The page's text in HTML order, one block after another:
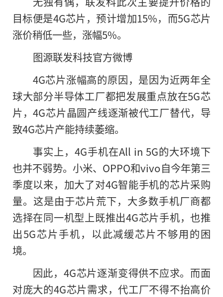
目标便是4G芯片，预计增加15%，而5G芯片
涨价稍低一些，涨幅5%。
图源联发科技官方微博
4G芯片涨幅高的原因，是因为近两年全
球大部分半导体工厂都把发展重点放在5G芯
片，4G芯片晶圆产线逐渐被代工厂替代，导
致4G芯片产能持续萎缩。
事实上，4G手机在All in 5G的大环境下
也并不弱势。小米、OPPO和vivo自今年第三
季度以来，加大了对4G智能手机的芯片采购
量。这是由于芯片荒下，大多数手机厂商都
选择在同一机型上既推出4G芯片手机，也推
出5G芯片手机，以此减缓芯片不够用的困
境。
因此，4G芯片逐渐变得供不应求。而面
对庞大的4G芯片需求，代工厂不得不抬高价